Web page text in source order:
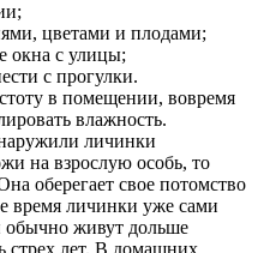
цветами и плодами;
окна с улицы;
с прогулки.
в помещении, вовремя
влажность.
личинки
на взрослую особь, то
оберегает свое потомство
время личинки уже сами
обычно живут дольше
стрех лет. В домашних